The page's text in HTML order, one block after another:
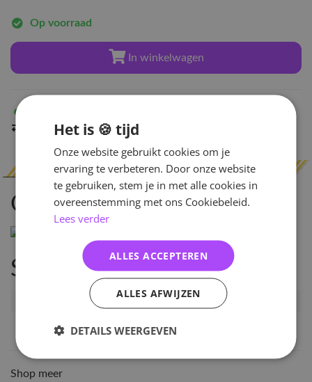
Op voorraad
In winkelwagen
Indien op voorraadbinnen 2 werkdagen
Omschrijving
Specificaties
Artikelnummer
48046
EAN nummer
Shop meer
Het is 🍪 tijd
Onze website gebruikt cookies om je
ervaring te verbeteren. Door onze website
te gebruiken, stem je in met alle cookies in
overeenstemming met ons Cookiebeleid.
Lees verder
ALLES ACCEPTEREN
ALLES AFWIJZEN
DETAILS WEERGEVEN